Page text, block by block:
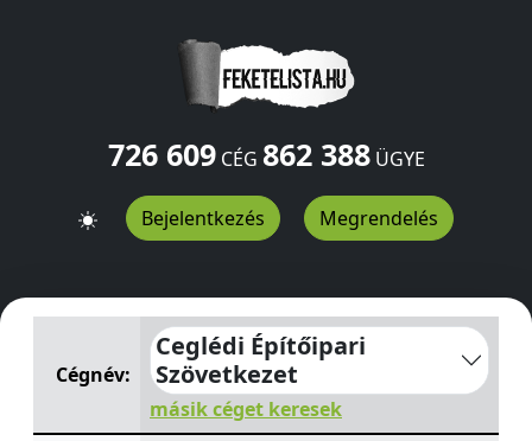
726 609CÉG 862 388ÜGYE
Bejelentkezés Megrendelés
Ceglédi Építőipari SzövetkezetMizsey ut 12/ACegléd
Cégnév:
Ceglédi Építőipari
Szövetkezet
másik céget keresek